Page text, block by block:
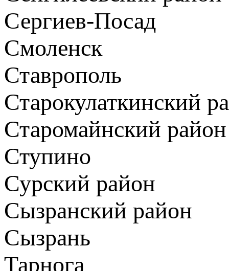
Сергиев-Посад
Смоленск
Ставрополь
Старокулаткинский
Старомайнский район
Ступино
Сурский район
Сызранский район
Сызрань
Тарнога